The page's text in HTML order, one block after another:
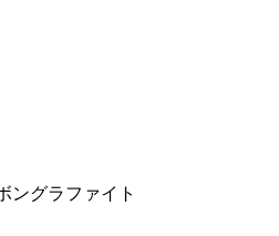
グラファイト